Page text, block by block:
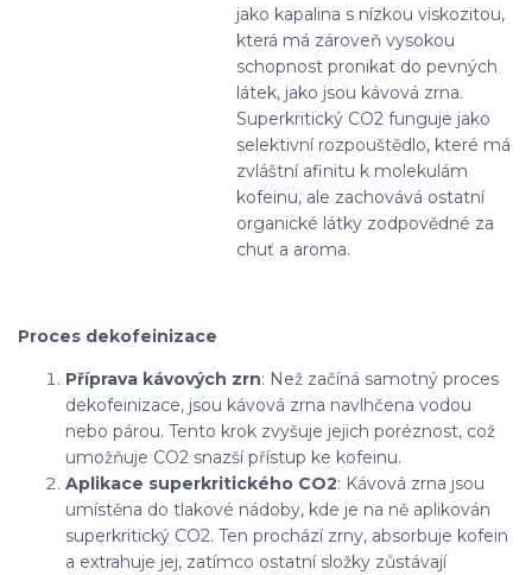
jako kapalina s nízkou viskozitou,
která má zároveň vysokou
schopnost pronikat do pevných
látek, jako jsou kávová zrna.
Superkritický CO2 funguje jako
selektivní rozpouštědlo, které má
zvláštní afinitu k molekulám
kofeinu, ale zachovává ostatní
organické látky zodpovědné za
chuť a aroma.
Proces dekofeinizace
Příprava kávových zrn: Než začíná samotný proces
dekofeinizace, jsou kávová zrna navlhčena vodou
nebo párou. Tento krok zvyšuje jejich poréznost, což
umožňuje CO2 snazší přístup ke kofeinu.
Aplikace superkritického CO2: Kávová zrna jsou
umístěna do tlakové nádoby, kde je na ně aplikován
superkritický CO2. Ten prochází zrny, absorbuje kofein
a extrahuje jej, zatímco ostatní složky zůstávají